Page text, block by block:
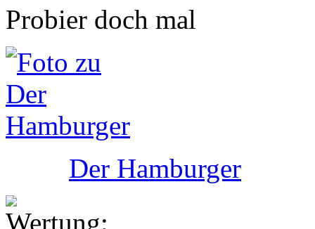
Probier doch mal
Der Hamburger